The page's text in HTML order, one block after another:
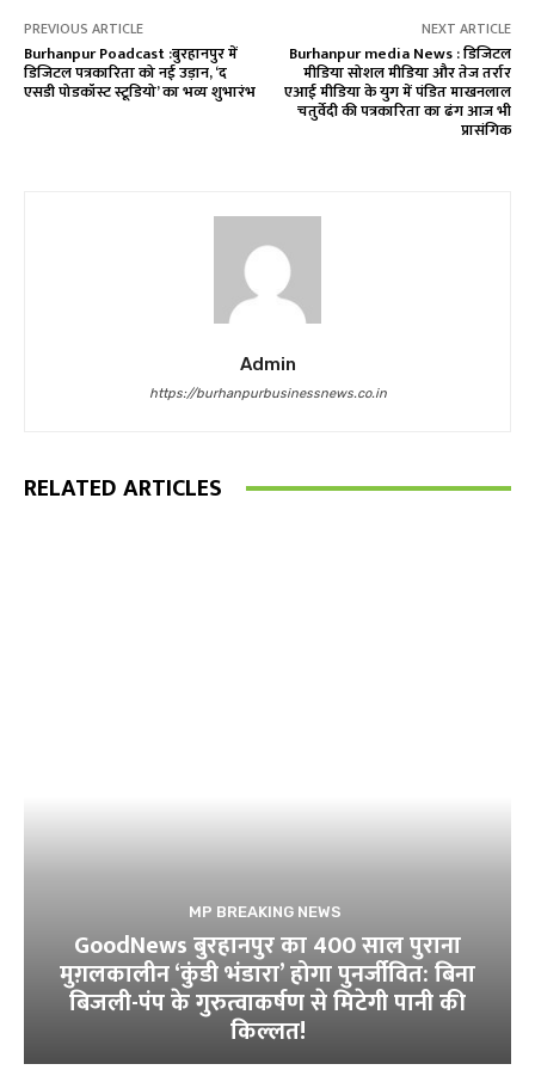
PREVIOUS ARTICLE
Burhanpur Poadcast :बुरहानपुर में
डिजिटल पत्रकारिता को नई उड़ान, ‘द
एसडी पोडकॉस्ट स्टूडियो’ का भव्य शुभारंभ
NEXT ARTICLE
Burhanpur media News : डिजिटल
मीडिया सोशल मीडिया और तेज तर्रार
एआई मीडिया के युग में पंडित माखनलाल
चतुर्वेदी की पत्रकारिता का ढंग आज भी
प्रासंगिक
Admin
https://burhanpurbusinessnews.co.in
RELATED ARTICLES
MP BREAKING NEWS
GoodNews बुरहानपुर का 400 साल पुराना
मुग़लकालीन ‘कुंडी भंडारा’ होगा पुनर्जीवित: बिना
बिजली-पंप के गुरुत्वाकर्षण से मिटेगी पानी की
किल्लत!